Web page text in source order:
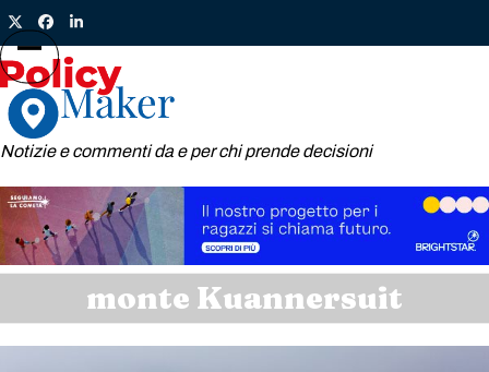
Skip
to
content
TwitterFacebook
LinkedIn
Notizie e commenti da e per chi prende decisioni
Open
mobile
menu
Close
mobile
menu
monte Kuannersuit